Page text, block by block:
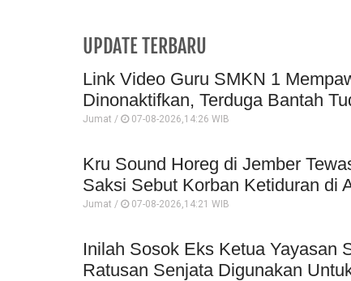
UPDATE TERBARU
Link Video Guru SMKN 1
Dinonaktifkan, Terduga Bantah
Jumat / 07-08-2026,14:26 WIB
Kru Sound Horeg di Jember
Saksi Sebut Korban Ketiduran di
Jumat / 07-08-2026,14:21 WIB
Inilah Sosok Eks Ketua Yayasan
Ratusan Senjata Digunakan